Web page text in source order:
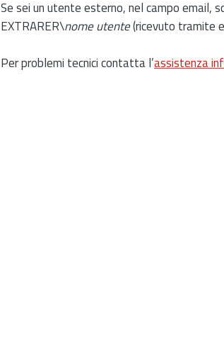
Se sei un utente esterno, nel campo email,
EXTRARER\nome utente(ricevuto tramite
Per problemi tecnici contatta l’assistenza